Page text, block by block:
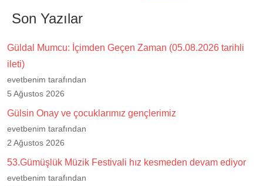
Son Yazılar
Güldal Mumcu: İçimden Geçen Zaman (05.08.2026 tarihli
ileti)
evetbenim tarafından
5 Ağustos 2026
Gülsin Onay ve çocuklarımız gençlerimiz
evetbenim tarafından
2 Ağustos 2026
53.Gümüşlük Müzik Festivali hız kesmeden devam ediyor
evetbenim tarafından